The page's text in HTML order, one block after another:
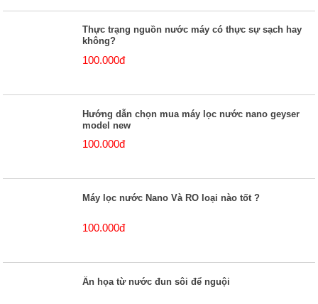
Thực trạng nguồn nước máy có thực sự sạch hay
không?
100.000đ
Hướng dẫn chọn mua máy lọc nước nano geyser
model new
100.000đ
Máy lọc nước Nano Và RO loại nào tốt ?
100.000đ
Ẩn họa từ nước đun sôi để nguội